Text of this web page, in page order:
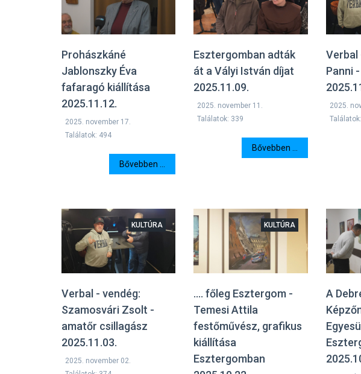
Prohászkáné
Jablonszky Éva
fafaragó kiállítása
2025.11.12.
2025. november 17.
Találatok: 494
Bővebben ...
Esztergomban adták
át a Vályi István díjat
2025.11.09.
2025. november 11.
Találatok: 339
Bővebben ...
Verbal
Panni
2025.
Verbal - vendég:
Szamosvári Zsolt -
amatőr csillagász
2025.11.03.
KULTÚRA
2025. november 02.
.... főleg Esztergom -
Temesi Attila
festőművész, grafikus
kiállítása
Esztergomban
KULTÚRA
A